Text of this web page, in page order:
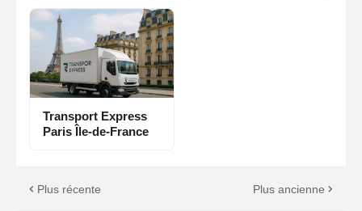
Transport Express
Paris Île-de-France
Plus récente Plus ancienne